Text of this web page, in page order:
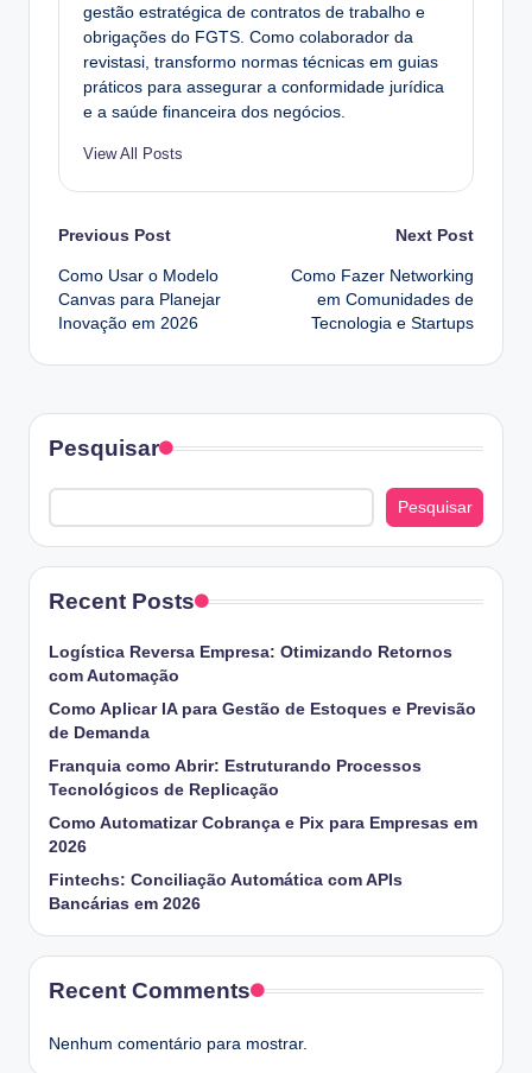
gestão estratégica de contratos de trabalho e
obrigações do FGTS. Como colaborador da
revistasi, transformo normas técnicas em guias
práticos para assegurar a conformidade jurídica
e a saúde financeira dos negócios.
View All Posts
Post
navigation
Previous Post
Como Usar o Modelo
Canvas para Planejar
Inovação em 2026
Next Post
Como Fazer Networking
em Comunidades de
Tecnologia e Startups
Pesquisar
Pesquisar
Recent Posts
Logística Reversa Empresa: Otimizando Retornos
com Automação
Como Aplicar IA para Gestão de Estoques e Previsão
de Demanda
Franquia como Abrir: Estruturando Processos
Tecnológicos de Replicação
Como Automatizar Cobrança e Pix para Empresas em
2026
Fintechs: Conciliação Automática com APIs
Bancárias em 2026
Recent Comments
Nenhum comentário para mostrar.